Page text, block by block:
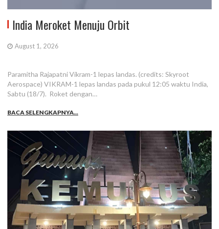
India Meroket Menuju Orbit
August 1, 2026
Paramitha Rajapatni Vikram-1 lepas landas. (credits: Skyroot
Aerospace) VIKRAM-1 lepas landas pada pukul 12:05 waktu India,
Sabtu (18/7). Roket dengan…
BACA SELENGKAPNYA...